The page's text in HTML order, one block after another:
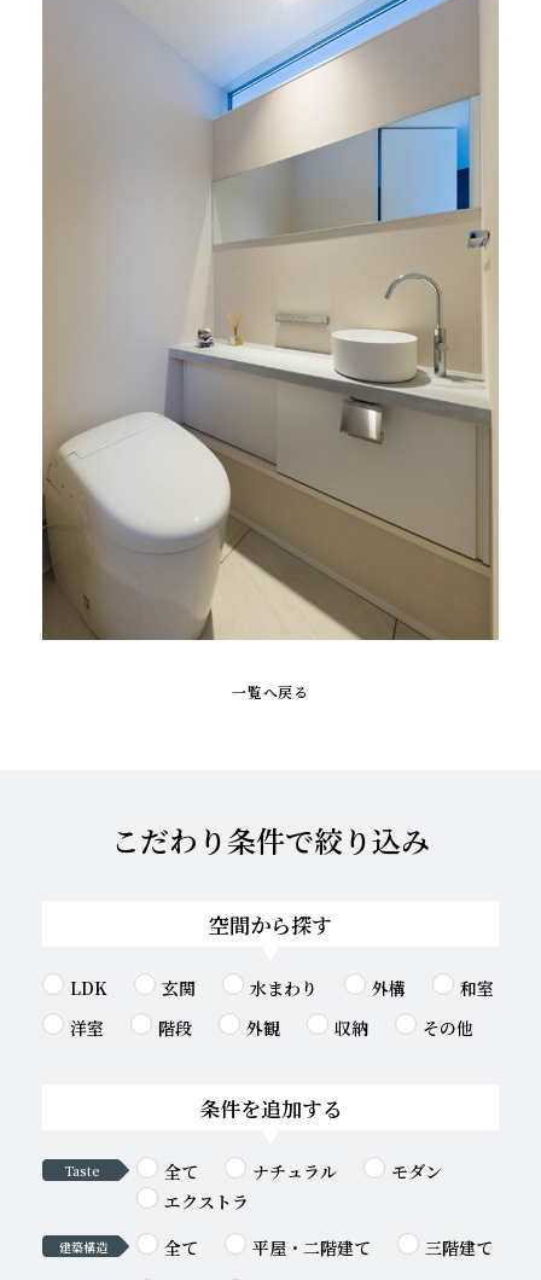
一覧へ戻る
こだわり条件で絞り込み
空間から探す
LDK 玄関 水まわり 外構
和室
洋室
階段 外観 収納 その他
条件を追加する
Taste 全て ナチュラル
モダン
エクストラ
建築構造 全て 平屋・二階建て 三階建て